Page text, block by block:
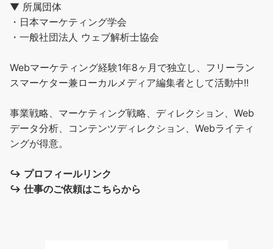
▼ 所属団体
・日本マーケティング学会
・一般社団法人 ウェブ解析士協会
Webマーケティング経験1年8ヶ月で独立し、フリーラン
スマーケター兼ローカルメディア編集者として活動中!!
事業戦略、マーケティング戦略、ディレクション、Web
データ分析、コンテンツディレクション、Webライティ
ングが得意。
↪︎ プロフィールリンク
↪︎ 仕事のご依頼はこちらから